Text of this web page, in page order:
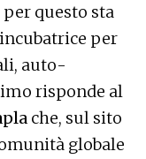
questo sta
per
auto-
risponde al
che, sul sito
globale